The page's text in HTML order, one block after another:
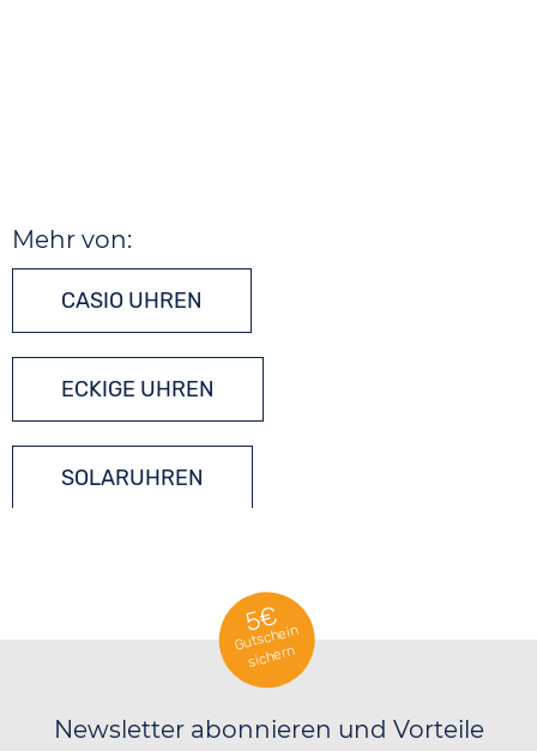
Mehr von:
CASIO UHREN
ECKIGE UHREN
SOLARUHREN
5€
Gutschein
sichern
Newsletter abonnieren und Vorteile